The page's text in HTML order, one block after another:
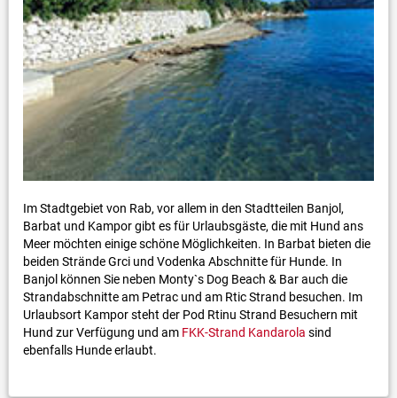
Im Stadtgebiet von Rab, vor allem in den Stadtteilen Banjol,
Barbat und Kampor gibt es für Urlaubsgäste, die mit Hund ans
Meer möchten einige schöne Möglichkeiten. In Barbat bieten die
beiden Strände Grci und Vodenka Abschnitte für Hunde. In
Banjol können Sie neben Monty`s Dog Beach & Bar auch die
Strandabschnitte am Petrac und am Rtic Strand besuchen. Im
Urlaubsort Kampor steht der Pod Rtinu Strand Besuchern mit
Hund zur Verfügung und am FKK-Strand Kandarola sind
ebenfalls Hunde erlaubt.